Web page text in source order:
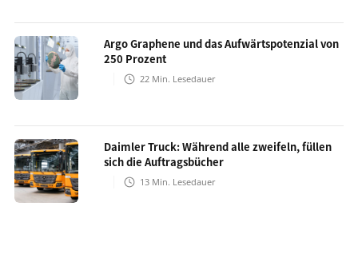
Argo Graphene und das Aufwärtspotenzial von
250 Prozent
22 Min. Lesedauer
Daimler Truck: Während alle zweifeln, füllen
sich die Auftragsbücher
13 Min. Lesedauer